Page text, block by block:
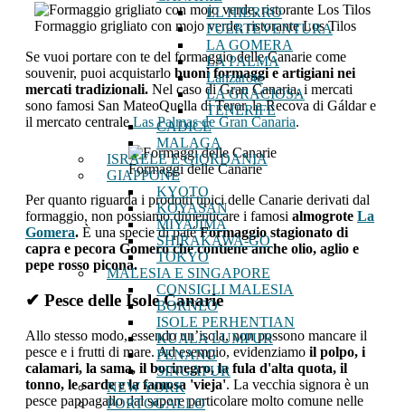
EL HIERRO
FUERTEVENTURA
LA GOMERA
LA PALMA
Lanzarote
LA GRACIOSA
TENERIFE
CADICE
MALAGA
ISRAELE E GIORDANIA
GIAPPONE
KYOTO
KOYASAN
MIYAJIMA
SHIRAKAWA-GO
TOKYO
MALESIA E SINGAPORE
CONSIGLI MALESIA
BORNEO
ISOLE PERHENTIAN
KUALA LUMPUR
PENANG
SINGAPUR
NEW YORK
PORTOGALLO
Formaggio grigliato con mojo verde, ristorante Los Tilos
Se vuoi portare con te del formaggio delle Canarie come
souvenir, puoi acquistarlo buoni formaggi e artigiani nei
mercati tradizionali. Nel caso di Gran Canaria, i mercati
sono famosi San MateoQuella di Teror, la Recova di Gáldar e
il mercato centraleLas Palmas de Gran Canaria.
Formaggi delle Canarie
Per quanto riguarda i prodotti tipici delle Canarie derivati ​​dal
formaggio, non possiamo dimenticare i famosi almogrote La
Gomera. È una specie di patéFormaggio stagionato di
capra e pecora Gomero che contiene anche olio, aglio e
pepe rosso picona.
✔ Pesce delle Isole Canarie
Allo stesso modo, essendo un’isola, non possono mancare il
pesce e i frutti di mare. Ad esempio, evidenziamo il polpo, i
calamari, la sama, il bocinegro, la fula d'alta quota, il
tonno, le sarde e la famosa 'vieja'. La vecchia signora è un
pesce pappagallo dal sapore particolare molto comune nelle